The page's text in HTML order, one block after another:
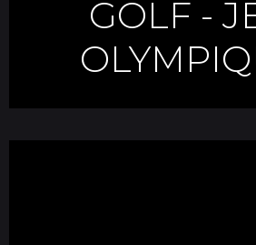
GOLF -